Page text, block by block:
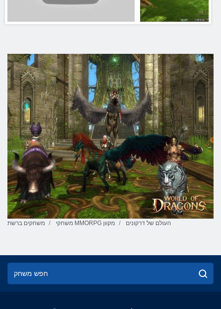
משחקים ברשת משחקי MMORPG מקוון העולם של דרקונים